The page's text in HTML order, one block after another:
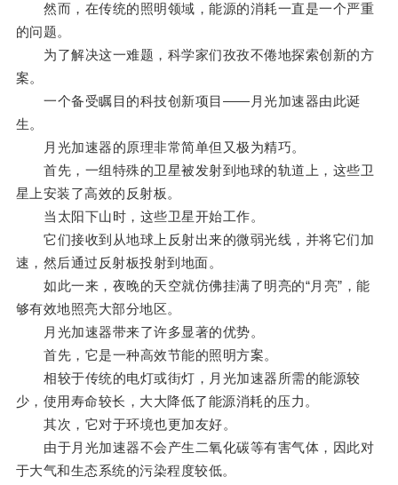
然而，在传统的照明领域，能源的消耗一直是一个严重
的问题。
为了解决这一难题，科学家们孜孜不倦地探索创新的方
案。
一个备受瞩目的科技创新项目——月光加速器由此诞
生。
月光加速器的原理非常简单但又极为精巧。
首先，一组特殊的卫星被发射到地球的轨道上，这些卫
星上安装了高效的反射板。
当太阳下山时，这些卫星开始工作。
它们接收到从地球上反射出来的微弱光线，并将它们加
速，然后通过反射板投射到地面。
如此一来，夜晚的天空就仿佛挂满了明亮的“月亮”，能
够有效地照亮大部分地区。
月光加速器带来了许多显著的优势。
首先，它是一种高效节能的照明方案。
相较于传统的电灯或街灯，月光加速器所需的能源较
少，使用寿命较长，大大降低了能源消耗的压力。
其次，它对于环境也更加友好。
由于月光加速器不会产生二氧化碳等有害气体，因此对
于大气和生态系统的污染程度较低。